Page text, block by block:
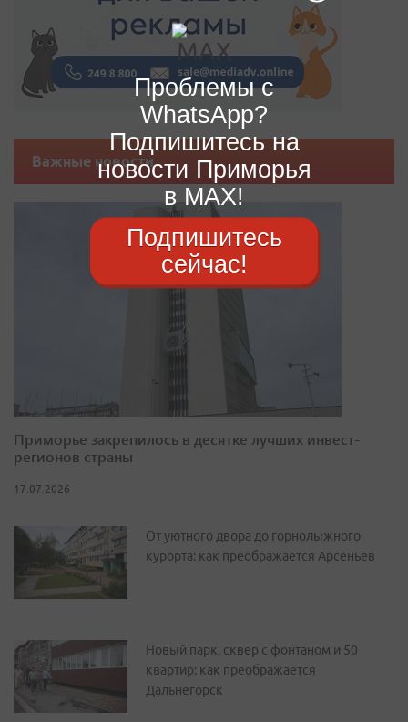
Важные новости
Приморье закрепилось в десятке лучших инвест-
регионов страны
17.07.2026
От уютного двора до горнолыжного
курорта: как преображается Арсеньев
Новый парк, сквер с фонтаном и 50
квартир: как преображается
Дальнегорск
Проблемы с
WhatsApp?
Подпишитесь на
новости Приморья
в MAX!
Подпишитесь
сейчас!